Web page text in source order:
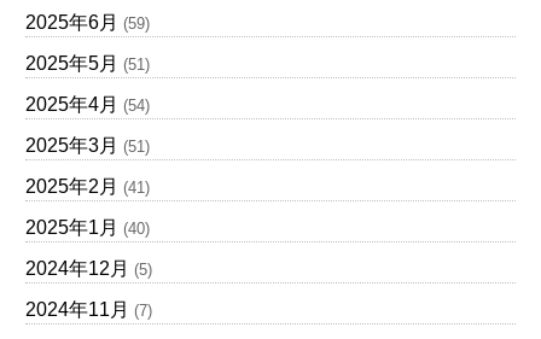
2025年6月 (59)
2025年5月 (51)
2025年4月 (54)
2025年3月 (51)
2025年2月 (41)
2025年1月 (40)
2024年12月 (5)
2024年11月 (7)